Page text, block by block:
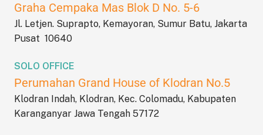
Graha Cempaka Mas Blok D No. 5-6
Jl. Letjen. Suprapto, Kemayoran, Sumur Batu, Jakarta
Pusat 10640
SOLO OFFICE
Perumahan Grand House of Klodran No.5
Klodran Indah, Klodran, Kec. Colomadu, Kabupaten
Karanganyar Jawa Tengah 57172